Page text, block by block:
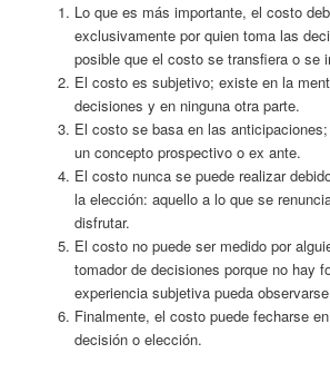
Lo que es más importante, el costo
exclusivamente por quien toma las
posible que el costo se transfiera o se
El costo es subjetivo; existe en la
decisiones y en ninguna otra parte.
El costo se basa en las
un concepto prospectivo o ex ante.
El costo nunca se puede realizar
la elección: aquello a lo que se
disfrutar.
El costo no puede ser medido por
tomador de decisiones porque no hay
experiencia subjetiva pueda
Finalmente, el costo puede fecharse
decisión o elección.